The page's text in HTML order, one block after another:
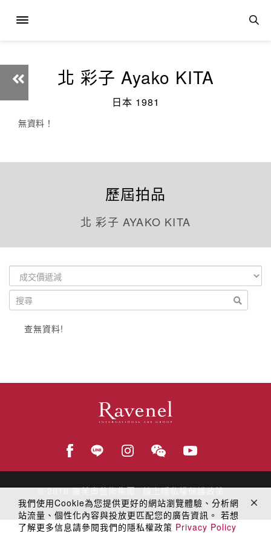
北 彩子 Ayako KITA
日本 1981
無資料！
歷屆拍品
北 彩子 AYAKO KITA
查無資料!
© 2018羅芙奧藝術集團 線上隱私權保護政策
我們使用Cookie為您提供更好的網站瀏覽體驗、分析網
站流量、個性化內容與投放更匹配您的廣告資訊。 若想
了解更多信息請參閱我們的隱私權政策 Privacy Policy